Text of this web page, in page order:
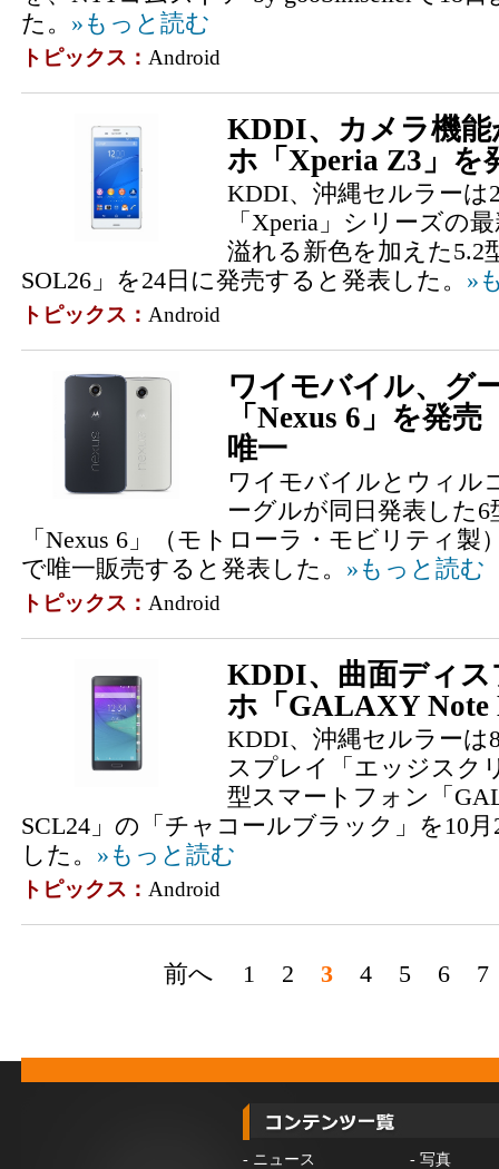
た。 »もっと読む
トピックス： Android
KDDI、カメラ機能
ホ「Xperia Z3」
KDDI、沖縄セルラーは
「Xperia」シリーズの
溢れる新色を加えた5.2
SOL26」を24日に発売すると発表した。 »
トピックス： Android
ワイモバイル、グ
「Nexus 6」を発
唯一
ワイモバイルとウィル
ーグルが同日発表した
「Nexus 6」（モトローラ・モビリティ製
で唯一販売すると発表した。 »もっと読む
トピックス： Android
KDDI、曲面ディ
ホ「GALAXY Note
KDDI、沖縄セルラーは
スプレイ「エッジスク
型スマートフォン「
SCL24」の「チャコールブラック」を10
した。 »もっと読む
トピックス： Android
前へ 1 2 3 4 5 6 7
- ニュース - 写真